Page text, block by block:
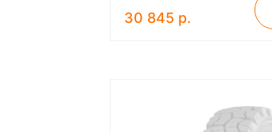
30 845 р.